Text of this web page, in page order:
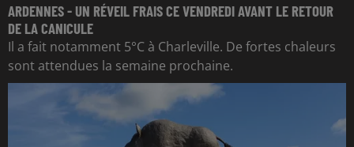
ARDENNES - UN RÉVEIL FRAIS CE VENDREDI AVANT LE RETOUR
DE LA CANICULE
Il a fait notamment 5°C à Charleville. De fortes chaleurs
sont attendues la semaine prochaine.